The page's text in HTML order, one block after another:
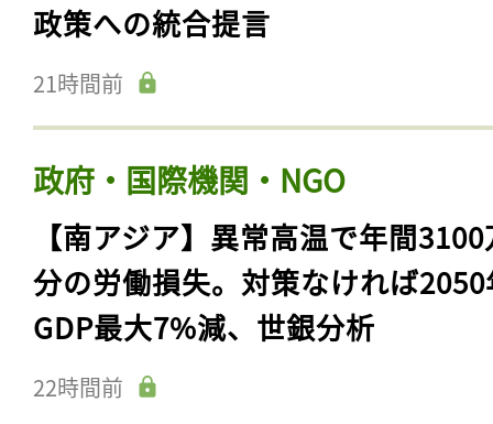
政策への統合提言
21時間前
政府・国際機関・NGO
【南アジア】異常高温で年間
分の労働損失。対策なければ
GDP最大7%減、世銀分析
22時間前